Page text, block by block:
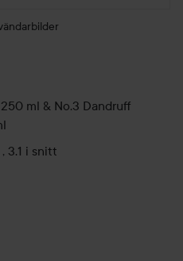
ml & No.3 Dandruff
, 3.1 i snitt